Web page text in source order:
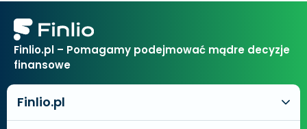
Finlio.pl – Pomagamy podejmować mądre decyzje
finansowe
Finlio.pl